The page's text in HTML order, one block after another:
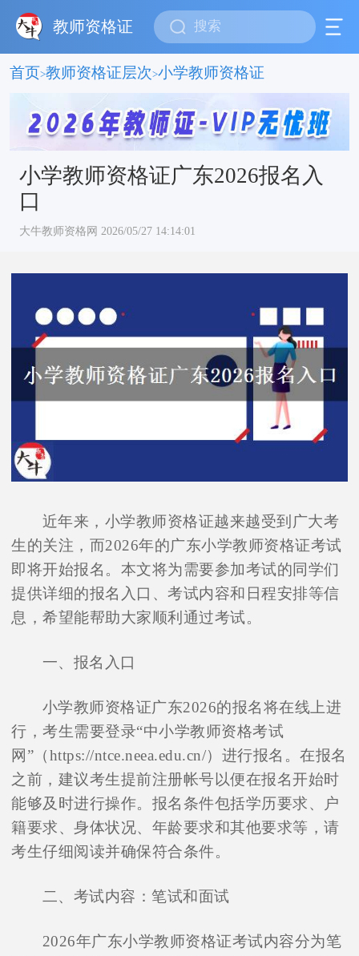
教师资格证
首页>教师资格证层次>小学教师资格证
小学教师资格证广东2026报名入
口
大牛教师资格网 2026/05/27 14:14:01
近年来，小学教师资格证越来越受到广大考
生的关注，而2026年的广东小学教师资格证考试
即将开始报名。本文将为需要参加考试的同学们
提供详细的报名入口、考试内容和日程安排等信
息，希望能帮助大家顺利通过考试。
一、报名入口
小学教师资格证广东2026的报名将在线上进
行，考生需要登录“中小学教师资格考试
网”（https://ntce.neea.edu.cn/）进行报名。在报名
之前，建议考生提前注册帐号以便在报名开始时
能够及时进行操作。报名条件包括学历要求、户
籍要求、身体状况、年龄要求和其他要求等，请
考生仔细阅读并确保符合条件。
二、考试内容：笔试和面试
2026年广东小学教师资格证考试内容分为笔